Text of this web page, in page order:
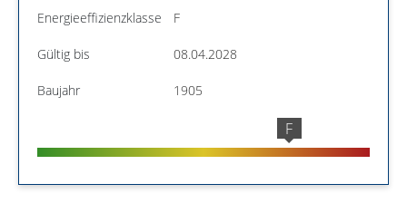
Energieeffizienzklasse F
Gültig bis 08.04.2028
Baujahr 1905
F